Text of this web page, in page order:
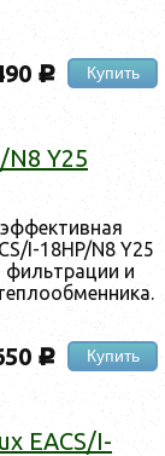
c Купить
N8 Y25
I-18HP/N8 Y25
филь­тра­ции и
c Купить
EACS/I-